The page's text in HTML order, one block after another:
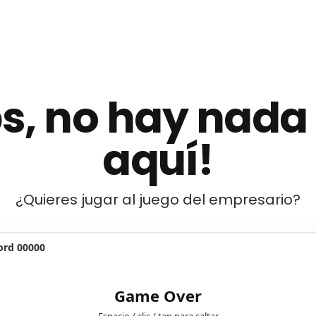
no hay
aquí!
¿Quieres jugar al juego del empresario?